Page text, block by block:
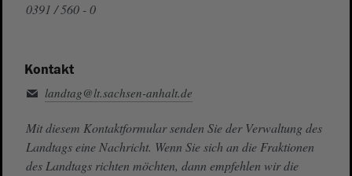
0391 / 560 - 0
Kontakt
landtag@lt.sachsen-anhalt.de
Mit diesem Kontaktformular senden Sie der Verwaltung des
Landtags eine Nachricht. Wenn Sie sich an die Fraktionen
des Landtags richten möchten, dann empfehlen wir die